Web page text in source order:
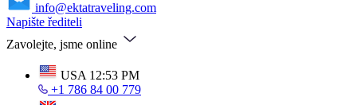
info@ektatraveling.com
Napište řediteli
Zavolejte, jsme online
USA 12:53 PM
+1 786 84 00 779